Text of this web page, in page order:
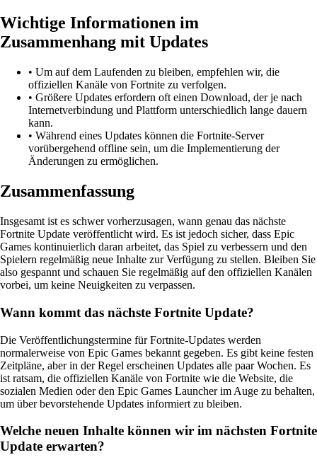
Wichtige Informationen im
Zusammenhang mit Updates
• Um auf dem Laufenden zu bleiben, empfehlen wir, die
offiziellen Kanäle von Fortnite zu verfolgen.
• Größere Updates erfordern oft einen Download, der je nach
Internetverbindung und Plattform unterschiedlich lange dauern
kann.
• Während eines Updates können die Fortnite-Server
vorübergehend offline sein, um die Implementierung der
Änderungen zu ermöglichen.
Zusammenfassung
Insgesamt ist es schwer vorherzusagen, wann genau das nächste
Fortnite Update veröffentlicht wird. Es ist jedoch sicher, dass Epic
Games kontinuierlich daran arbeitet, das Spiel zu verbessern und den
Spielern regelmäßig neue Inhalte zur Verfügung zu stellen. Bleiben Sie
also gespannt und schauen Sie regelmäßig auf den offiziellen Kanälen
vorbei, um keine Neuigkeiten zu verpassen.
Wann kommt das nächste Fortnite Update?
Die Veröffentlichungstermine für Fortnite-Updates werden
normalerweise von Epic Games bekannt gegeben. Es gibt keine festen
Zeitpläne, aber in der Regel erscheinen Updates alle paar Wochen. Es
ist ratsam, die offiziellen Kanäle von Fortnite wie die Website, die
sozialen Medien oder den Epic Games Launcher im Auge zu behalten,
um über bevorstehende Updates informiert zu bleiben.
Welche neuen Inhalte können wir im nächsten Fortnite
Update erwarten?